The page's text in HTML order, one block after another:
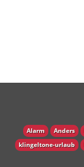
Alarm Anders
klingeltone-urlaub